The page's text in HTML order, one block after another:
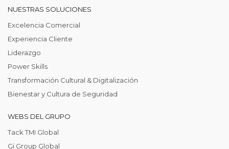
NUESTRAS SOLUCIONES
Excelencia Comercial
Experiencia Cliente
Liderazgo
Power Skills
Transformación Cultural & Digitalización
Bienestar y Cultura de Seguridad
WEBS DEL GRUPO
Tack TMI Global
Gi Group Global